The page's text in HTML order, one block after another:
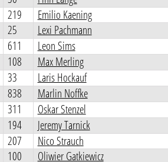
219 Emilio Kaening
25 Lexi Pachmann
611 Leon Sims
108 Max Merling
33 Laris Hockauf
838 Marlin Noffke
311 Oskar Stenzel
194 Jeremy Tarnick
207 Nico Strauch
100 Oliwier Gatkiewicz